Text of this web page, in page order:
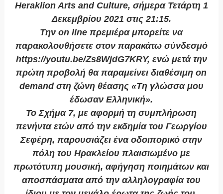
Heraklion Arts and Culture, σήμερα Τετάρτη 1
Δεκεμβρίου 2021 στις 21:15.
Την on line πρεμιέρα μπορείτε να
παρακολουθήσετε στον παρακάτω σύνδεσμό
https://youtu.be/Zs8WjdG7KRY, ενώ μετά την
πρώτη προβολή θα παραμείνει διαθέσιμη on
demand στη ζώνη θέασης «Τη γλώσσα μου
έδωσαν Ελληνική».
Το Σχήμα 7, με αφορμή τη συμπλήρωση
πενήντα ετών από την εκδημία του Γεωργίου
Σεφέρη, παρουσιάζει ένα οδοιπορικό στην
πόλη του Ηρακλείου πλαισιωμένο με
πρωτότυπη μουσική, αφήγηση ποιημάτων και
αποσπάσματα από την αλληλογραφία του